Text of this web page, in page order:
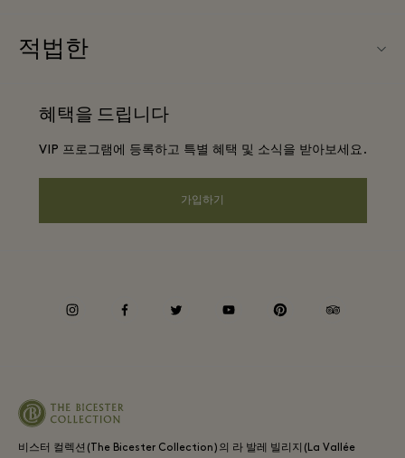
기프트카드
빌리지 지도
파트너가되다
호텔 및 지역 명소
적법한
프리빌리지 약관
혜택을 드립니다
VIP 프로그램에 등록하고 특별 혜택 및 소식을 받아보세요.
가입하기
비스터 컬렉션(The Bicester Collection)의 라 발레 빌리지(La Vallée
instagramfacebooktwitter youtube pinterest tripadvisor